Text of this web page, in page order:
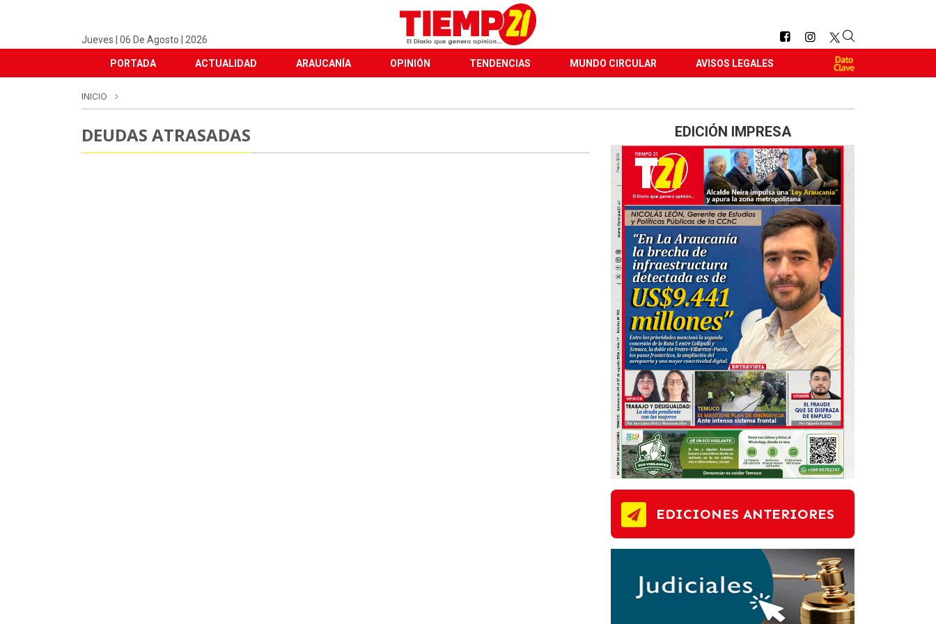
Jueves | 06 De Agosto | 2026
PORTADA ACTUALIDAD ARAUCANÍA OPINIÓN TENDENCIAS MUNDO CIRCULAR AVISOS LEGALES
INICIO
DEUDAS ATRASADAS EDICIÓN IMPRESA
EDICIONES ANTERIORES